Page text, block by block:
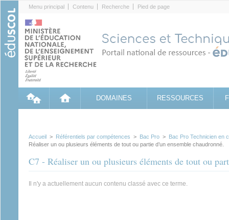
Menu principal Contenu Recherche Pied de page
DOMAINES RESSOURCES
Accueil > Référentiels par compétences > Bac Pro > Bac Pro Technicien en
Réaliser un ou plusieurs éléments de tout ou partie d’un ensemble chaudronné.
C7 - Réaliser un ou plusieurs éléments de tout ou
Il n'y a actuellement aucun contenu classé avec ce terme.